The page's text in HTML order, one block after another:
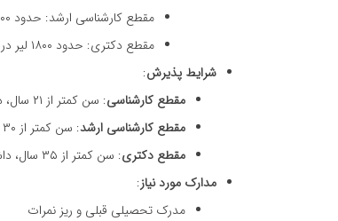
مقطع کارشناسی ارشد: حدود ۱۴۰۰ لیر در ماه
مقطع دکتری: حدود ۱۸۰۰ لیر در ماه
شرایط پذیرش:
مقطع کارشناسی: سن کمتر از ۲۱ سال، داشتن دیپلم دبیرستان با معدل بالا
مقطع کارشناسی ارشد: سن کمتر از ۳۰ سال، داشتن مدرک کارشناسی با نمرات بالا
مقطع دکتری: سن کمتر از ۳۵ سال، داشتن مدرک کارشناسی ارشد با نمرات بالا
مدارک مورد نیاز:
مدرک تحصیلی قبلی و ریز نمرات